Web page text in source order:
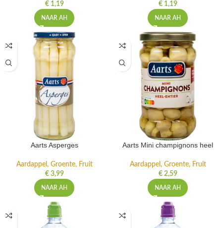
€1,19
NAAR AH
€1,19
NAAR AH
Aarts Asperges
Aardappel, Groente, Fruit
€3,99
NAAR AH
Aarts Mini champignons heel
Aardappel, Groente, Fruit
€2,59
NAAR AH